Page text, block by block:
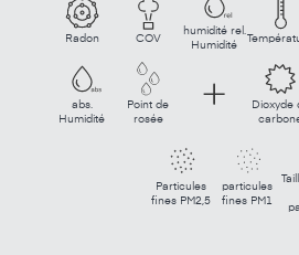
Radon COV
humidité rel.
Humidité
abs.
Humidité
Point de
rosée
Dioxyde
Particules
fines PM2,5
particules
fines PM1